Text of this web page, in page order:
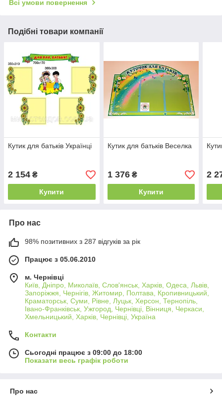
Всі умови повернення
Подібні товари компанії
Кутик для батьків Українці
2 154 ₴
Купити
Кутик для батьків Веселка
1 376₴
Купити
2
Про нас
98% позитивних з 287 відгуків за рік
Працює з 05.06.2010
м. Чернівці
Київ, Дніпро, Миколаїв, Слов'янськ, Харків, Одеса, Львів,
Запоріжжя, Чернігів, Житомир, Полтава, Кропивницький,
Краматорськ, Суми, Рівне, Луцьк, Херсон, Тернопіль,
Івано-Франківськ, Ужгород, Чернівці, Вінниця, Черкаси,
Хмельницький, Харків, Чернівці, Україна
Контакти
Сьогодні працює з 09:00 до 18:00
Показати весь графік роботи
Про нас